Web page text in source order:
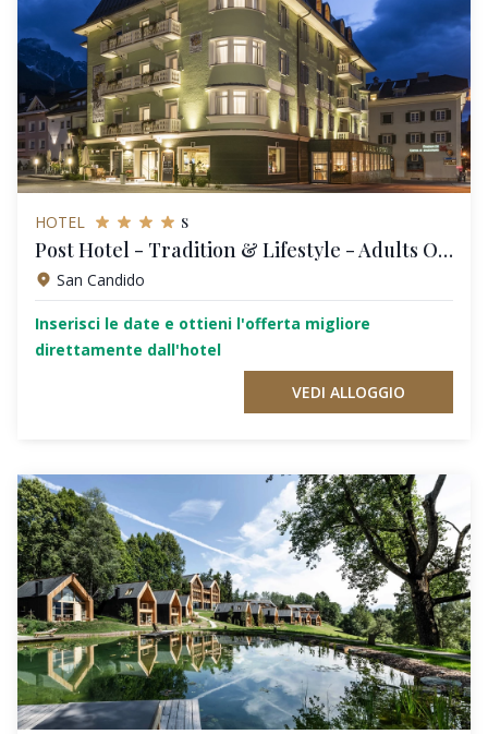
HOTEL s
Post Hotel - Tradition & Lifestyle - Adults Only
San Candido
Inserisci le date e ottieni l'offerta migliore
direttamente dall'hotel
VEDI ALLOGGIO